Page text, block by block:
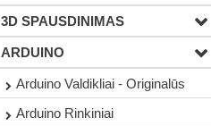
3D SPAUSDINIMAS
ARDUINO
Arduino Valdikliai - Originalūs
Arduino Rinkiniai